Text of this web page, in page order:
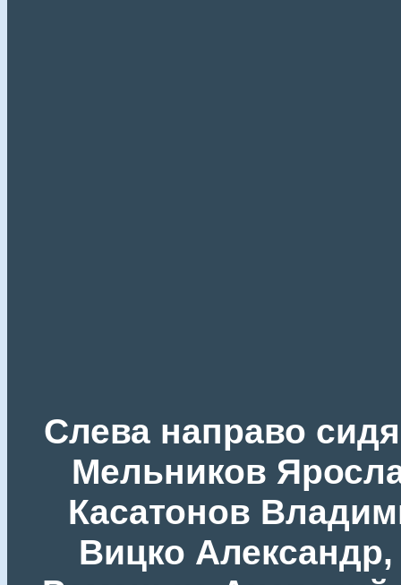
Слева направо
Мельников
Касатонов
Вицко